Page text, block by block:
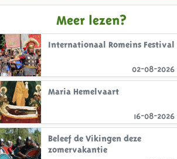
Meer lezen?
02-08-2026
Internationaal Romeins Festival
16-08-2026
Maria Hemelvaart
Beleef de Vikingen deze
zomervakantie